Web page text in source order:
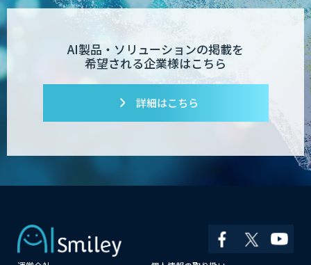
AI製品・ソリューションの掲載を
希望される企業様はこちら
詳細はこちら